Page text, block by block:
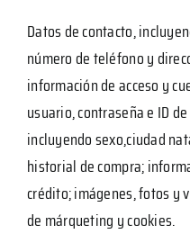
Datos de contacto,
número de teléfono y
información de acceso y
usuario, contraseña e ID
incluyendo sexo,ciudad
historial de compra;
crédito; imágenes, fotos y
de márqueting y cookies.